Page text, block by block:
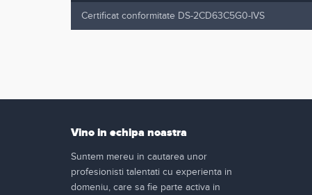
Certificat conformitate DS-2CD63C5G0-IVS
Vino in echipa noastra
Suntem mereu in cautarea unor
profesionisti talentati cu experienta in
domeniu, care sa fie parte activa in